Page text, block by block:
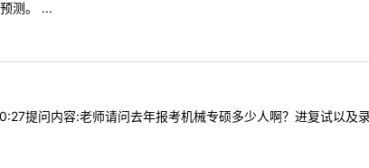
测。 ...
提问内容:老师请问去年报考机械专硕多少人啊？进复试以及